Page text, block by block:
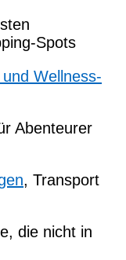
Spots
Wellness-
Abenteurer
, Transport
die nicht in